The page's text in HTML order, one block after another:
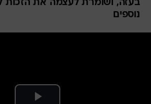
בעזה, ושומרת לעצמה את הזכות
נוספים